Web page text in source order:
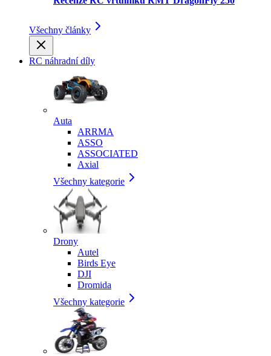
Všechny články
RC náhradní díly
Auta
ARRMA
ASSO
ASSOCIATED
Axial
Všechny kategorie
Drony
Autel
Birds Eye
DJI
Dromida
Všechny kategorie